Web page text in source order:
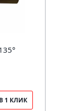
1 КЛИК